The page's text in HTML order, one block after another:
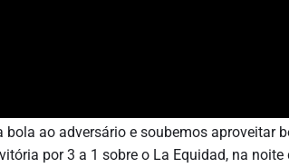
ao adversário e soubemos aproveitar
por 3 a 1 sobre o La Equidad, na noite